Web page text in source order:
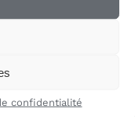
confidentialité
»0″
»click »